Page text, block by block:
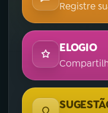
Registre
ELOGIO